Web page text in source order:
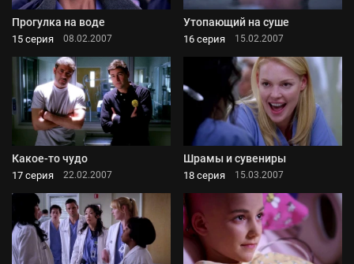
Прогулка на воде
15 серия 08.02.2007
Утопающий на суше
16 серия 15.02.2007
Какое-то чудо
17 серия 22.02.2007
Шрамы и сувениры
18 серия 15.03.2007